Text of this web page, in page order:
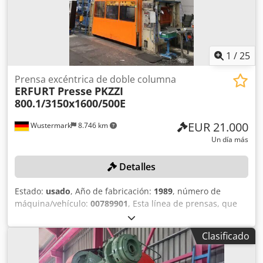
1 /25
Wustermark 8.746 km
Prensa excéntrica de doble columna
ERFURT Presse PKZZI
800.1/3150x1600/500E
EUR 21.000
Un día más
Detalles
Estado: usado, Año de fabricación: 1989, número de
máquina/vehículo: 00789901, Esta línea de prensas, que
incluye una prensa ERFURT, modelo PKZZI
800.1/3150x1600/500E, así como un sistema de avance por
rodillos/transportador de material y un dispositivo de
enderezamiento, se subastará en línea en nuestra subasta
Clasificado